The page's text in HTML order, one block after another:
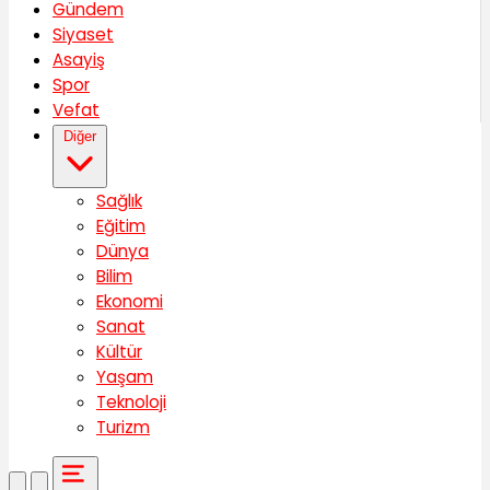
Gündem
Siyaset
Asayiş
Spor
Vefat
Diğer
Sağlık
Eğitim
Dünya
Bilim
Ekonomi
Sanat
Kültür
Yaşam
Teknoloji
Turizm